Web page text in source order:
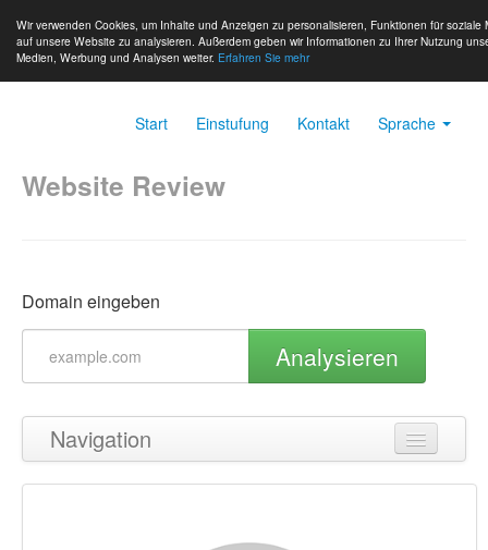
Wir verwenden Cookies, um Inhalte und Anzeigen zu personalisieren, Funktionen für
auf unsere Website zu analysieren. Außerdem geben wir Informationen zu Ihrer Nutzung
Medien, Werbung und Analysen weiter. Erfahren Sie mehr
Start Einstufung Kontakt Sprache
Website Review
Domain eingeben
Analysieren
Navigation
Zurück zum Seitenanfang